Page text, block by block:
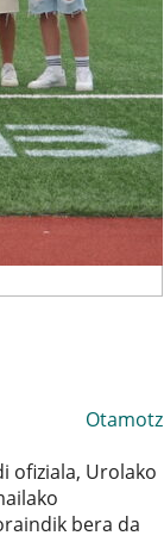
Otamotz
ofiziala, Urolako
bera da